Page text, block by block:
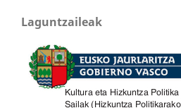
Laguntzaileak